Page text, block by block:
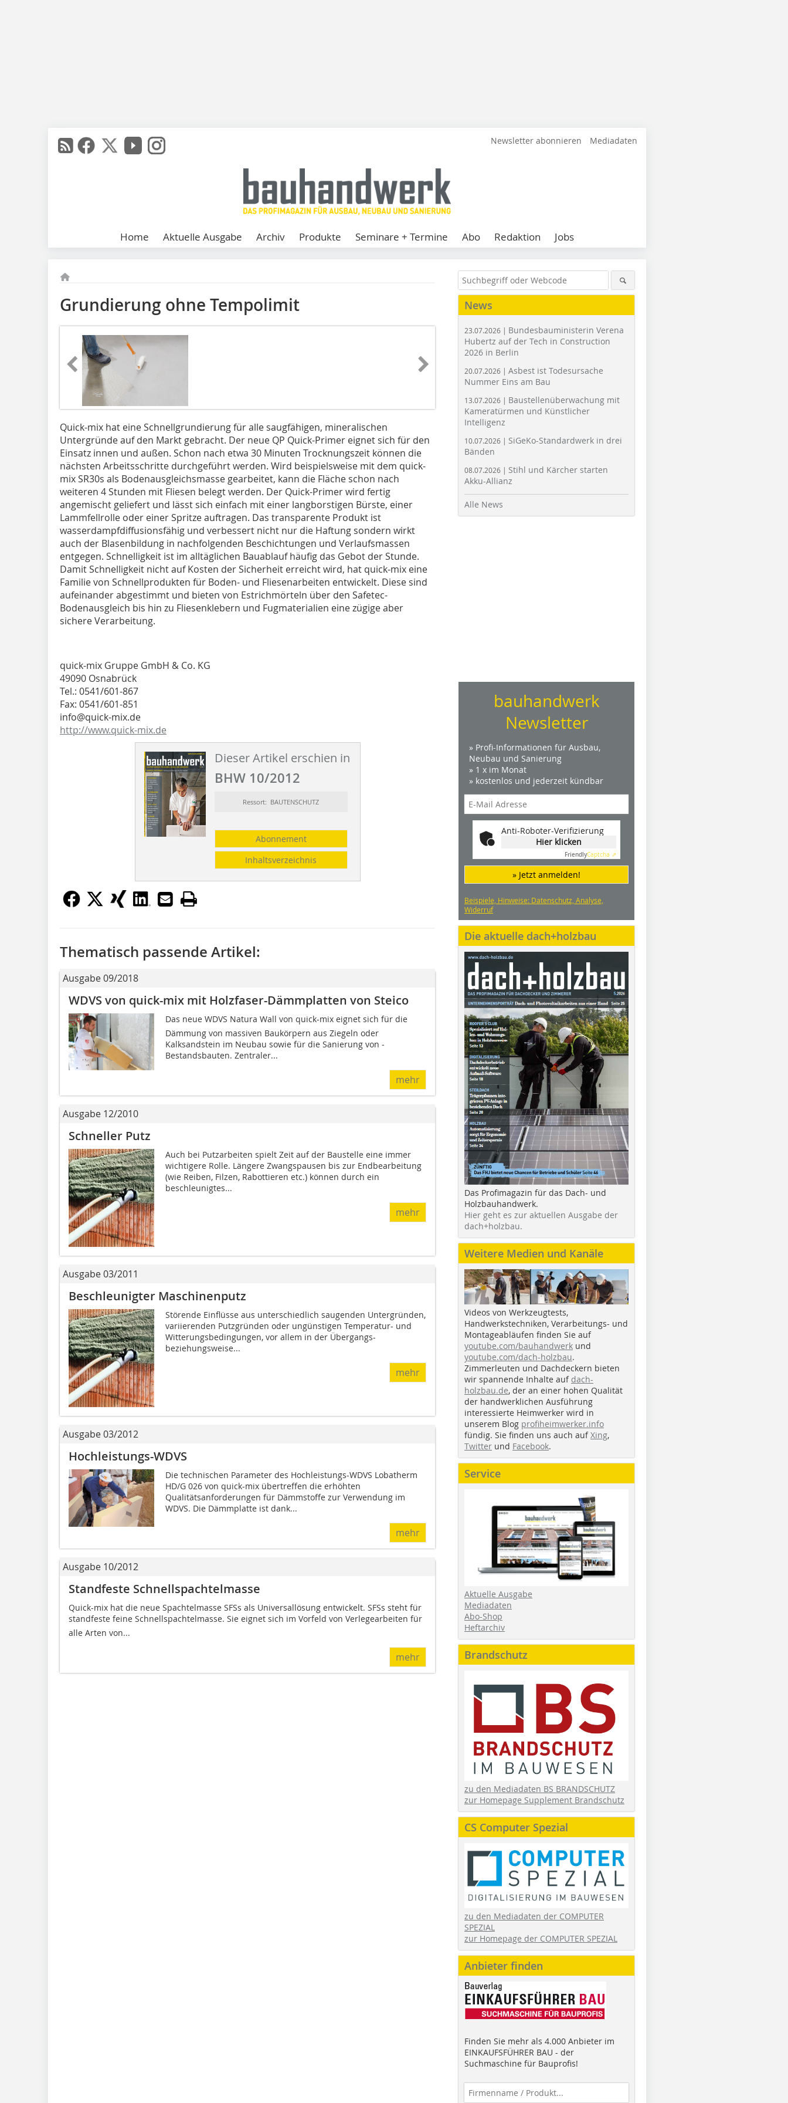
Newsletter abonnieren Mediadaten
Home Aktuelle Ausgabe Archiv Produkte Seminare + Termine Abo Redaktion Jobs
Grundierung ohne Tempolimit
Quick-mix hat eine Schnellgrundierung für alle saugfähigen, mineralischen
Untergründe auf den Markt gebracht. Der neue QP Quick-Primer eignet sich für den
Einsatz innen und außen. Schon nach etwa 30 Minuten Trocknungszeit können die
nächsten Arbeitsschritte durchgeführt werden. Wird beispielsweise mit dem quick-
mix SR30s als Bodenausgleichsmasse gearbeitet, kann die Fläche schon nach
weiteren 4 Stunden mit Fliesen belegt werden. Der Quick-Primer wird fertig
angemischt geliefert und lässt sich einfach mit einer langborstigen Bürste, einer
Lammfellrolle oder einer Spritze auftragen. Das transparente Produkt ist
wasserdampfdiffusionsfähig und verbessert nicht nur die Haftung sondern wirkt
auch der Blasenbildung in nachfolgenden Beschichtungen und Verlaufsmassen
entgegen. Schnelligkeit ist im alltäglichen Bauablauf häufig das Gebot der Stunde.
Damit Schnelligkeit nicht auf Kosten der Sicherheit erreicht wird, hat quick-mix eine
Familie von Schnellprodukten für Boden- und Fliesenarbeiten entwickelt. Diese sind
aufeinander abgestimmt und bieten von Estrichmörteln über den Safetec-
Bodenausgleich bis hin zu Fliesenklebern und Fugmaterialien eine zügige aber
sichere Verarbeitung.
quick-mix Gruppe GmbH & Co. KG
49090 Osnabrück
Tel.: 0541/601-867
Fax: 0541/601-851
info@quick-mix.de
http://www.quick-mix.de
Dieser Artikel erschien in
BHW 10/2012
Ressort: BAUTENSCHUTZ
Abonnement
Inhaltsverzeichnis
Thematisch passende Artikel:
Ausgabe 09/2018
WDVS von quick-mix mit Holzfaser-Dämmplatten von Steico
Das neue WDVS Natura Wall von quick-mix eignet sich für die
Dämmung von massiven Baukörpern aus Ziegeln oder
Kalksandstein im Neubau sowie für die Sanierung von ­
Bestandsbauten. Zentraler...
mehr
Ausgabe 12/2010
Schneller Putz
Auch bei Putzarbeiten spielt Zeit auf der Baustelle eine immer
wichtigere Rolle. Längere Zwangspausen bis zur Endbearbeitung
(wie Reiben, Filzen, Rabottieren etc.) können durch ein
beschleunigtes...
mehr
Ausgabe 03/2011
Beschleunigter Maschinenputz
Störende Einflüsse aus unterschiedlich saugenden Untergründen,
variierenden Putzgründen oder ungünstigen Temperatur- und
Witterungsbedingungen, vor allem in der Übergangs-
beziehungsweise...
mehr
Ausgabe 03/2012
Hochleistungs-WDVS
Die technischen Parameter des Hochleistungs-WDVS Lobatherm
HD/G 026 von quick-mix übertreffen die erhöhten
Qualitätsanforderungen für Dämmstoffe zur Verwendung im
WDVS. Die Dämmplatte ist dank...
mehr
Ausgabe 10/2012
Standfeste Schnellspachtelmasse
Quick-mix hat die neue Spachtelmasse SFSs als Universallösung entwickelt. SFSs steht für
standfeste feine Schnellspachtelmasse. Sie eignet sich im Vorfeld von Verlegearbeiten für
alle Arten von...
mehr
News
23.07.2026 | Bundesbauministerin Verena
Hubertz auf der Tech in Construction
2026 in Berlin
20.07.2026 | Asbest ist Todesursache
Nummer Eins am Bau
13.07.2026 | Baustellenüberwachung mit
Kameratürmen und Künstlicher
Intelligenz
10.07.2026 | SiGeKo-Standardwerk in drei
Bänden
08.07.2026 | Stihl und Kärcher starten
Akku-Allianz
Alle News
bauhandwerk
Newsletter
» Profi-Informationen für Ausbau,
Neubau und Sanierung
» 1 x im Monat
» kostenlos und jederzeit kündbar
Anti-Roboter-Verifizierung
Hier klicken
FriendlyCaptcha ⇗
» Jetzt anmelden!
Beispiele, Hinweise: Datenschutz, Analyse,
Widerruf
Die aktuelle dach+holzbau
Das Profimagazin für das Dach- und
Holzbauhandwerk.
Hier geht es zur aktuellen Ausgabe der
dach+holzbau.
Weitere Medien und Kanäle
Videos von Werkzeugtests,
Handwerkstechniken, Verarbeitungs- und
Montageabläufen finden Sie auf
youtube.com/bauhandwerk und
youtube.com/dach-holzbau.
Zimmerleuten und Dachdeckern bieten
wir spannende Inhalte auf dach-
holzbau.de, der an einer hohen Qualität
der handwerklichen Ausführung
interessierte Heimwerker wird in
unserem Blog profiheimwerker.info
fündig. Sie finden uns auch aufXing,
Twitter und Facebook.
Service
Aktuelle Ausgabe
Mediadaten
Abo-Shop
Heftarchiv
Brandschutz
zu den Mediadaten BS BRANDSCHUTZ
zur Homepage Supplement Brandschutz
CS Computer Spezial
zu den Mediadaten der COMPUTER
SPEZIAL
zur Homepage der COMPUTER SPEZIAL
Anbieter finden
Finden Sie mehr als 4.000 Anbieter im
EINKAUFSFÜHRER BAU - der
Suchmaschine für Bauprofis!